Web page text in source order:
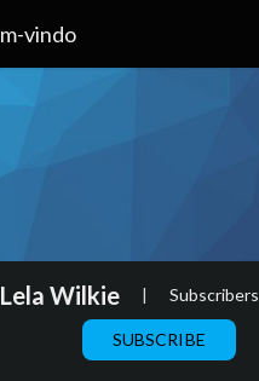
Lela Wilkie | Subscribers
SUBSCRIBE